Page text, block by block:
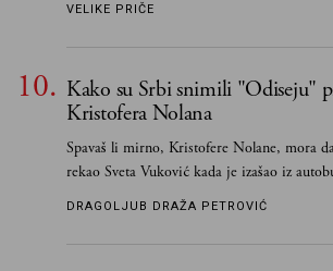
VELIKE PRIČE
Kako su Srbi snimili "Odiseju"
Kristofera Nolana
Spavaš li mirno, Kristofere Nolane, mora
rekao Sveta Vuković kada je izašao iz
čim je stigao kući pozvao Vojkana
DRAGOLJUB DRAŽA PETROVIĆ